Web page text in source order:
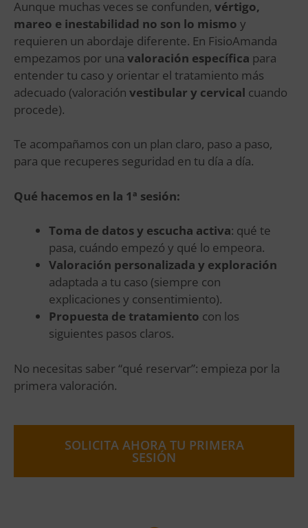
Aunque muchas veces se confunden, vértigo,
mareo e inestabilidad no son lo mismo y
requieren un abordaje diferente. En FisioAmanda
empezamos por una valoración específica para
entender tu caso y orientar el tratamiento más
adecuado (valoración vestibular y cervical cuando
procede).
Te acompañamos con un plan claro, paso a paso,
para que recuperes seguridad en tu día a día.
Qué hacemos en la 1ª sesión:
Toma de datos y escucha activa: qué te
pasa, cuándo empezó y qué lo empeora.
Valoración personalizada y exploración
adaptada a tu caso (siempre con
explicaciones y consentimiento).
Propuesta de tratamiento con los
siguientes pasos claros.
No necesitas saber “qué reservar”: empieza por la
primera valoración.
SOLICITA AHORA TU PRIMERA
SESIÓN